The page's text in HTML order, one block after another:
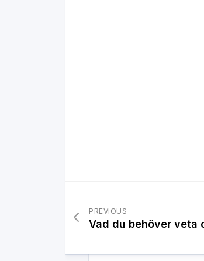
PREVIOUS
Vad du behöver veta